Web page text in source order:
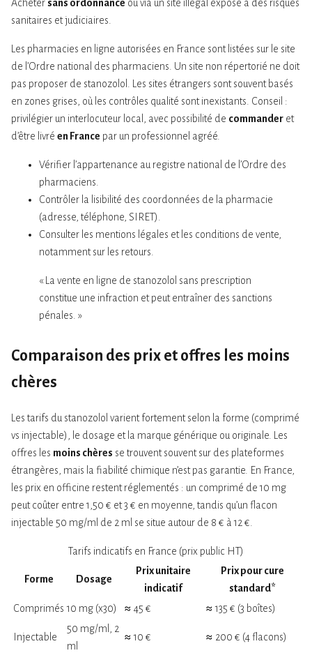
Acheter sans ordonnance ou via un site illégal expose à des risques
sanitaires et judiciaires.
Les pharmacies en ligne autorisées en France sont listées sur le site
de l’Ordre national des pharmaciens. Un site non répertorié ne doit
pas proposer de stanozolol. Les sites étrangers sont souvent basés
en zones grises, où les contrôles qualité sont inexistants. Conseil :
privilégier un interlocuteur local, avec possibilité de commander et
d’être livré en France par un professionnel agréé.
Vérifier l’appartenance au registre national de l’Ordre des
pharmaciens.
Contrôler la lisibilité des coordonnées de la pharmacie
(adresse, téléphone, SIRET).
Consulter les mentions légales et les conditions de vente,
notamment sur les retours.
« La vente en ligne de stanozolol sans prescription
constitue une infraction et peut entraîner des sanctions
pénales. »
Comparaison des prix et offres les moins
chères
Les tarifs du stanozolol varient fortement selon la forme (comprimé
vs injectable), le dosage et la marque générique ou originale. Les
offres les moins chères se trouvent souvent sur des plateformes
étrangères, mais la fiabilité chimique n’est pas garantie. En France,
les prix en officine restent réglementés : un comprimé de 10 mg
peut coûter entre 1,50 € et 3 € en moyenne, tandis qu’un flacon
injectable 50 mg/ml de 2 ml se situe autour de 8 € à 12 €.
Tarifs indicatifs en France (prix public HT)
Forme Dosage
Prix unitaire
indicatif
Prix pour cure
standard*
Comprimés 10 mg (x30) ≈ 45 € ≈ 135 € (3 boîtes)
Injectable
50 mg/ml, 2
ml
≈ 10 € ≈ 200 € (4 flacons)